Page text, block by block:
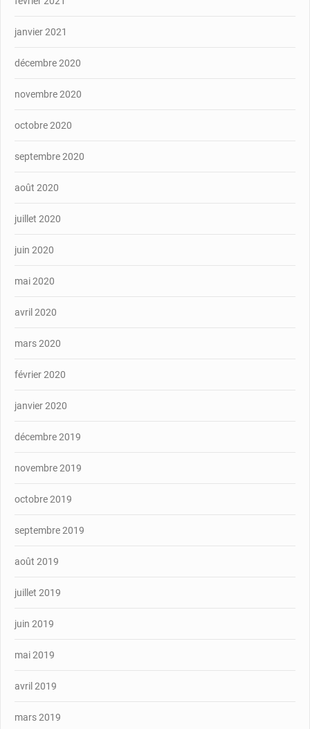
janvier 2021
décembre 2020
novembre 2020
octobre 2020
septembre 2020
août 2020
juillet 2020
juin 2020
mai 2020
avril 2020
mars 2020
février 2020
janvier 2020
décembre 2019
novembre 2019
octobre 2019
septembre 2019
août 2019
juillet 2019
juin 2019
mai 2019
avril 2019
mars 2019